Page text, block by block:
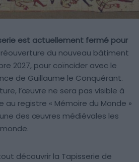
est actuellement fermé pour
réouverture du nouveau bâtiment
2027, pour coïncider avec le
de Guillaume le Conquérant.
l’œuvre ne sera pas visible à
au registre « Mémoire du Monde »
des œuvres médiévales les
découvrir la Tapisserie de